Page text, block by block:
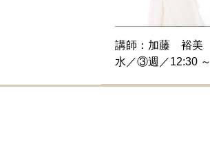
講師： 加藤 裕美
水／③週／12:30 ～